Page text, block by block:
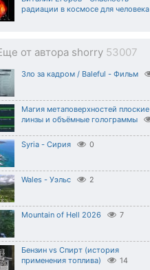
радиации в космосе для человека
от автора shorry 53007
Зло за кадром / Baleful - Фильм
Магия метаповерхностей плоские
линзы и объёмные голограммы
Syria - Сирия 0
Wales - Уэльс 2
Mountain of Hell 2026 7
Бензин vs Спирт (история
применения топлива)
14